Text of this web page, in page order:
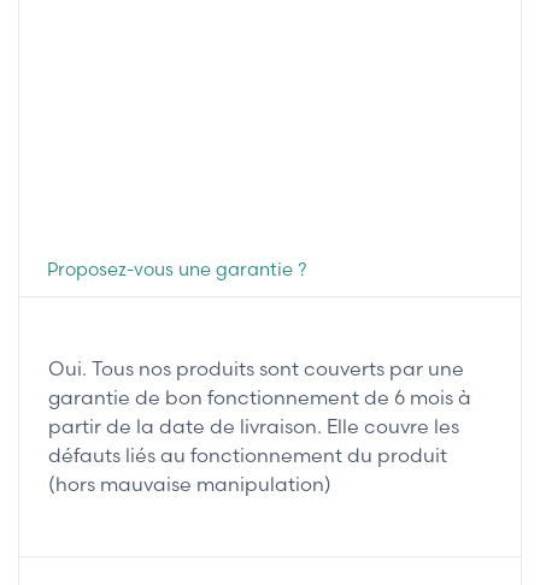
Proposez-vous une garantie ?
Oui. Tous nos produits sont couverts par une
garantie de bon fonctionnement de 6 mois à
partir de la date de livraison. Elle couvre les
défauts liés au fonctionnement du produit
(hors mauvaise manipulation)